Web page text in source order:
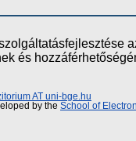
és
AT uni-bge.hu
by the School of